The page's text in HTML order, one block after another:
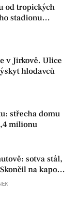
od tropických
stadionu
v Jirkově. Ulice
hlodavců
střecha domu
milionu
sotva stál,
na kapotě